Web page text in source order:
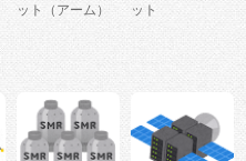
ット（アーム）
ット